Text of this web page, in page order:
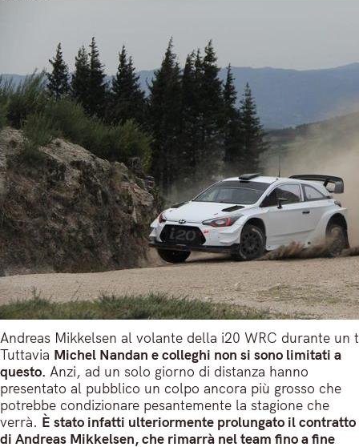
Andreas Mikkelsen al volante della i20 WRC durante un
Tuttavia Michel Nandan e colleghi non si sono limitati a
questo. Anzi, ad un solo giorno di distanza hanno
presentato al pubblico un colpo ancora più grosso che
potrebbe condizionare pesantemente la stagione che
verrà. È stato infatti ulteriormente prolungato il contratto
di Andreas Mikkelsen, che rimarrà nel team fino a fine